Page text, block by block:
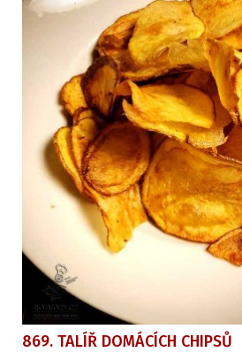
869. TALÍŘ DOMÁCÍCH CHIPSŮ